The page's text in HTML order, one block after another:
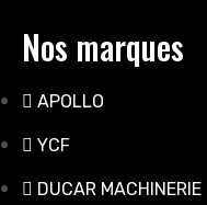
Nos marques
APOLLO
YCF
DUCAR MACHINERIE